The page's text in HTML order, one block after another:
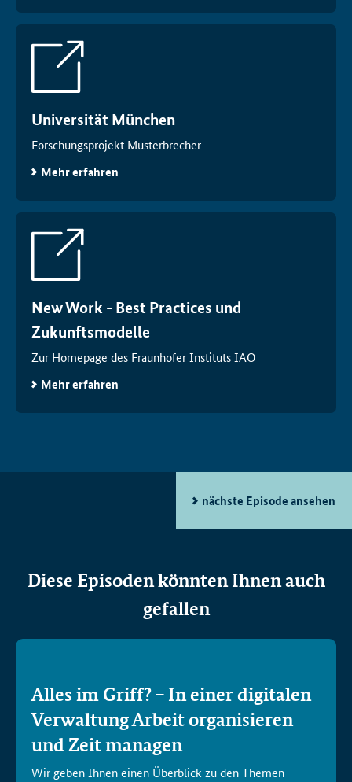
Universität München
Forschungsprojekt Musterbrecher
Mehr erfahren
New Work - Best Practices und
Zukunftsmodelle
Zur Homepage des Fraunhofer Instituts IAO
Mehr erfahren
nächste Episode ansehen
Diese Episoden könnten Ihnen auch
gefallen
Alles im Griff? – In einer digitalen
Verwaltung Arbeit organisieren
und Zeit managen
Wir geben Ihnen einen Überblick zu den Themen